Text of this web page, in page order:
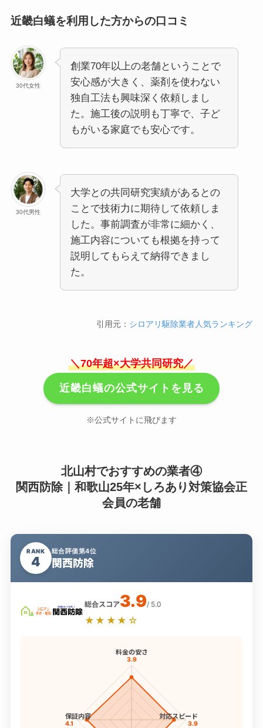
近畿白蟻を利用した方からの口コミ
30代女性
創業70年以上の老舗ということで
安心感が大きく、薬剤を使わない
独自工法も興味深く依頼しまし
た。施工後の説明も丁寧で、子ど
もがいる家庭でも安心です。
30代男性
大学との共同研究実績があるとの
ことで技術力に期待して依頼しま
した。事前調査が非常に細かく、
施工内容についても根拠を持って
説明してもらえて納得できまし
た。
引用元： シロアリ駆除業者人気ランキング
＼70年超×大学共同研究／
近畿白蟻の公式サイトを見る
※公式サイトに飛びます
北山村でおすすめの業者④
関西防除｜和歌山25年×しろあり対策協会正
会員の老舗
RANK
4
総合評価第4位
関西防除
総合スコア3.9/ 5.0
★★★★☆
料金の安さ
3.9
対応スピード
3.9
保証内容
4.1